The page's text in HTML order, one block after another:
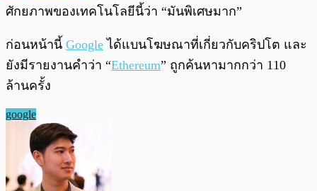
ศักยภาพของเทคโนโลยีนี้ว่า “มันพิเศษมาก”
ก่อนหน้านี้ Google ได้แบนโฆษณาที่เกี่ยวกับคริปโต และ
ยังมีรายงานคำว่า “Ethereum” ถูกค้นหามากกว่า 110
ล้านครั้ง
google